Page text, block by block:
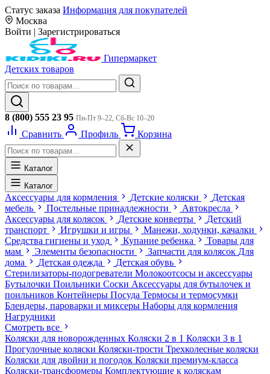
Статус заказа Информация для покупателей
Москва
Войти | Зарегистрироваться
Гипермаркет
Детских товаров
8 (800) 555 23 95 Пн-Пт 9–22, Сб-Вс 10–20
Сравнить Профиль Корзина
Каталог
Каталог
Аксессуары для кормления Детские коляски
Детская
мебель
Постельные принадлежности
Автокресла
Аксессуары для колясок
Детские конверты
Детский
транспорт
Игрушки и игры
Манежи, ходунки, качалки
Средства гигиены и уход
Купание ребенка
Товары для
мам
Элементы безопасности Запчасти для колясок Для
дома
Детская одежда
Детская обувь
Стерилизаторы-подогреватели Молокоотсосы и аксессуары
Бутылочки Поильники Соски Аксессуары для бутылочек и
поильников Контейнеры Посуда Термосы и термосумки
Блендеры, пароварки и миксеры Наборы для кормления
Нагрудники
Смотреть все
Коляски для новорожденных Коляски 2 в 1 Коляски 3 в 1
Прогулочные коляски Коляски-трости Трехколесные коляски
Коляски для двойни и погодок Коляски премиум-класса
Коляски-трансформеры Комплектующие к коляскам